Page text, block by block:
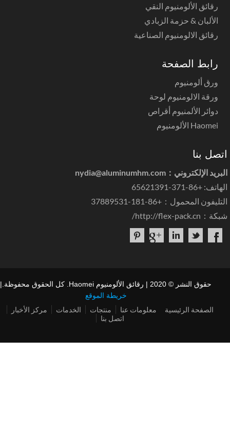
رقائق الألومنيوم النقي
الألبان & حزمة الزبادي
رقائق الالومنيوم الصناعية
رابط الصفحة
ورق ألومنيوم
ورقة الالومنيوم لوحة
دوائر الألمنيوم أقراص
Haomei الألومنيوم
بنا
الإلكتروني： nydia@aluminumhm.com
+86-371-65621391
المحمول：+86-181-37889531
：
http://flex-pack.cn/
حقوق النشر © 2020 | رقائق الألومنيوم Haomei. كل الحقوق محفوظة.|
خريطة الموقع
الصفحة الرئيسية معلومات عنا منتجات الخدمات
مركز الأخبار
اتصل بنا